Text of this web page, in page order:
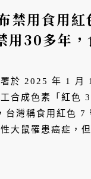
禁用食用紅
用30多年，
於 2025 年 1 月
合成色素「紅色
灣稱食用紅色 7
大鼠罹患癌症，